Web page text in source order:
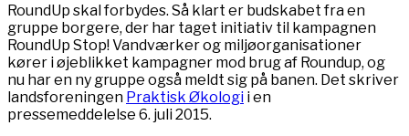
RoundUp skal forbydes. Så klart er budskabet fra en
gruppe borgere, der har taget initiativ til kampagnen
RoundUp Stop! Vandværker og miljøorganisationer
kører i øjeblikket kampagner mod brug af Roundup, og
nu har en ny gruppe også meldt sig på banen. Det skriver
landsforeningen Praktisk Økologi i en
pressemeddelelse 6. juli 2015.